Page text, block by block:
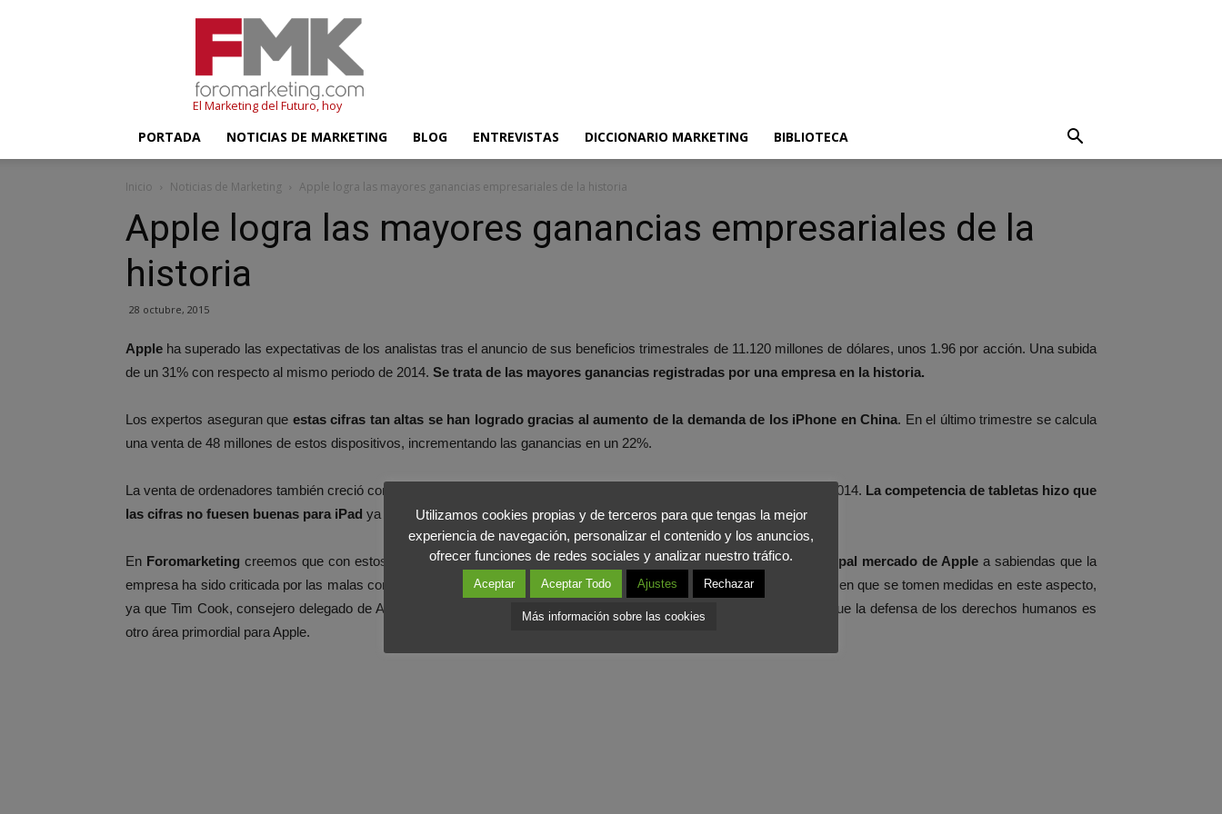
El Marketing del Futuro, hoy
PORTADA NOTICIAS DE MARKETING BLOG ENTREVISTAS DICCIONARIO MARKETING BIBLIOTECA
Inicio Noticias de Marketing Apple logra las mayores ganancias empresariales de la historia
Apple logra las mayores ganancias empresariales de la
historia
28 octubre, 2015
Apple ha superado las expectativas de los analistas tras el anuncio de sus beneficios trimestrales de 11.120 millones de dólares, unos 1.96 por acción. Una subida
de un 31% con respecto al mismo periodo de 2014. Se trata de las mayores ganancias registradas por una empresa en la historia.
Los expertos aseguran que estas cifras tan altas se han logrado gracias al aumento de la demanda de los iPhone en China. En el último trimestre se calcula
una venta de 48 millones de estos dispositivos, incrementando las ganancias en un 22%.
La venta de ordenadores también creció con respecto a años anteriores aunque en menor medida, un 3% más que en 2014. La competencia de tabletas hizo que
las cifras no fuesen buenas para iPad ya que las ventas cayeron un 20%.
En Foromarketing creemos que con estos datos China está llamado a reemplazar a Estados Unidos como principal mercado de Apple a sabiendas que la
empresa ha sido criticada por las malas condiciones de trabajo en la planta de algunos de sus proveedores. Confiamos en que se tomen medidas en este aspecto,
ya que Tim Cook, consejero delegado de Apple, ha declarado sus buenas intenciones en cuidar esta área y asegura que la defensa de los derechos humanos es
otro área primordial para Apple.
Utilizamos cookies propias y de terceros para que tengas la mejor
experiencia de navegación, personalizar el contenido y los anuncios,
ofrecer funciones de redes sociales y analizar nuestro tráfico.
Aceptar Aceptar Todo Ajustes Rechazar
Más información sobre las cookies